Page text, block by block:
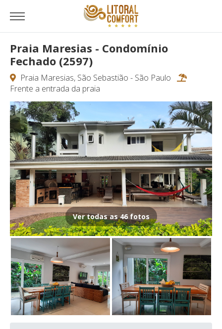
Praia Maresias - Condomínio
Fechado (2597)
Praia Maresias, São Sebastião - São Paulo
Frente a entrada da praia
Ver todas as 46 fotos